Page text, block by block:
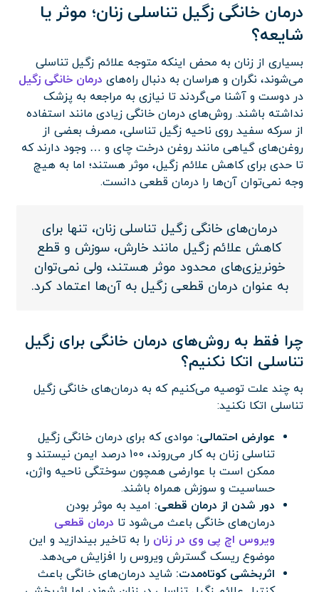
درمان خانگی زگیل تناسلی زنان؛ موثر یا
شایعه؟
بسیاری از زنان به محض اینکه متوجه علائم زگیل تناسلی
می‌شوند، نگران و هراسان به دنبال راه‌‌های درمان خانگی زگیل
در دوست و آشنا می‌گردند تا نیازی به مراجعه به پزشک
نداشته باشند. روش‌های درمان خانگی زیادی مانند استفاده
از سرکه سفید روی ناحیه زگیل تناسلی، مصرف بعضی از
روغن‌های گیاهی مانند روغن درخت چای و … وجود دارند که
تا حدی برای کاهش علائم زگیل، موثر هستند؛ اما به هیچ
وجه نمی‌توان آن‌ها را درمان قطعی دانست.
درمان‌های خانگی زگیل تناسلی زنان، تنها برای
کاهش علائم زگیل مانند خارش، سوزش و قطع
خونریزی‌های محدود موثر هستند، ولی نمی‌توان
به عنوان درمان قطعی زگیل به آن‌ها اعتماد کرد.
چرا فقط به روش‌های درمان خانگی برای زگیل
تناسلی اتکا نکنیم؟
به چند علت توصیه می‌کنیم که به درمان‌های خانگی زگیل
تناسلی اتکا نکنید:
عوارض احتمالی: موادی که برای درمان خانگی زگیل
تناسلی زنان به کار می‌روند، 100 درصد ایمن نیستند و
ممکن است با عوارضی همچون سوختگی ناحیه واژن،
حساسیت و سوزش همراه باشند.
دور شدن از درمان قطعی: امید به موثر بودن
درمان‌های خانگی باعث می‌شود تا درمان قطعی
ویروس اچ پی وی در زنان را به تاخیر بیندازید و این
موضوع ریسک گسترش ویروس را افزایش می‌دهد.
اثربخشی کوتاه‌مدت: شاید درمان‌های خانگی باعث